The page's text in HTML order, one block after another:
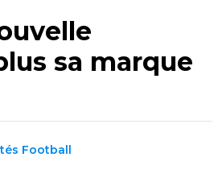
sa marque
Football